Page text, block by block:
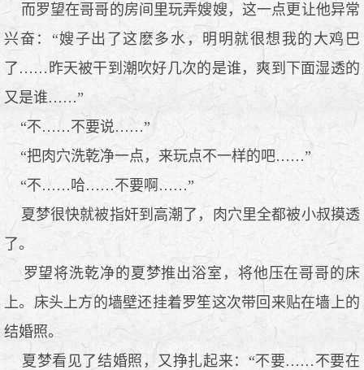
而罗望在哥哥的房间里玩弄嫂嫂，这一点更让他异常
兴奋：“嫂子出了这麽多水，明明就很想我的大鸡巴
了……昨天被干到潮吹好几次的是谁，爽到下面湿透的
又是谁……”
“不……不要说……”
“把肉穴洗乾净一点，来玩点不一样的吧……”
“不……哈……不要啊……”
夏梦很快就被指奸到高潮了，肉穴里全都被小叔摸透
了。
罗望将洗乾净的夏梦推出浴室，将他压在哥哥的床
上。床头上方的墙壁还挂着罗笙这次带回来贴在墙上的
结婚照。
夏梦看见了结婚照，又挣扎起来：“不要……不要在